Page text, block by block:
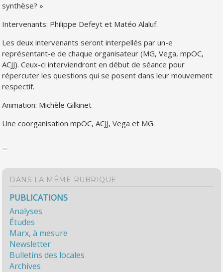
synthèse? »
Intervenants: Philippe Defeyt et Matéo Alaluf.
Les deux intervenants seront interpellés par un-e
représentant-e de chaque organisateur (MG, Vega, mpOC,
ACJJ). Ceux-ci interviendront en début de séance pour
répercuter les questions qui se posent dans leur mouvement
respectif.
Animation: Michèle Gilkinet
Une coorganisation mpOC, ACJJ, Vega et MG.
DANS LA MÊME RUBRIQUE
PUBLICATIONS
Analyses
Études
Marx, à mesure
Newsletter
Bulletins des locales
Archives